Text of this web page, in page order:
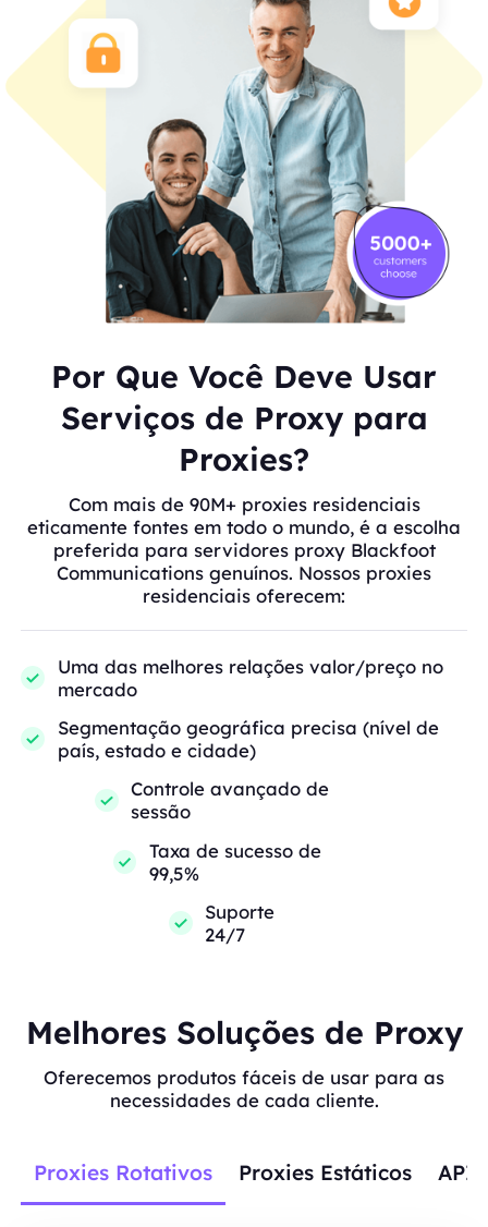
Por Que Você Deve Usar
Serviços de Proxy para
Proxies?
Com mais de 90M+ proxies residenciais
eticamente fontes em todo o mundo, é a escolha
preferida para servidores proxy Blackfoot
Communications genuínos. Nossos proxies
residenciais oferecem:
Uma das melhores relações valor/preço no
mercado
Segmentação geográfica precisa (nível de
país, estado e cidade)
Controle avançado de
sessão
Taxa de sucesso de
99,5%
Suporte
24/7
Melhores Soluções de Proxy
Oferecemos produtos fáceis de usar para as
necessidades de cada cliente.
Proxies Rotativos Proxies Estáticos